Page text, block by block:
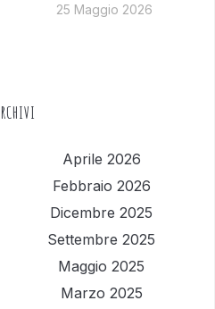
25 Maggio 2026
Aprile 2026
Febbraio 2026
Dicembre 2025
Settembre 2025
Maggio 2025
Marzo 2025